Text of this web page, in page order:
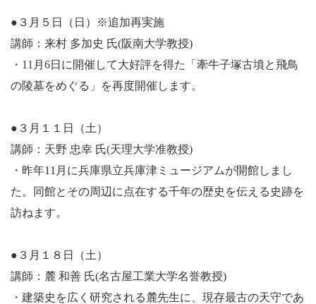
●３月５日（日）※追加再実施
講師：来村 多加史 氏(阪南大学教授)
・11月6日に開催して大好評を得た「牽牛子塚古墳と飛鳥
の陵墓をめぐる」を再度開催します。
●３月１１日（土 ）
講師：天野 忠幸 氏(天理大学准教授)
・昨年11月に兵庫県立兵庫津ミュージアムが開館しまし
た。同館とその周辺に点在する千年の歴史を伝える史跡を
訪ねます。
●３月１８日（土）
講師：麓 和善 氏(名古屋工業大学名誉教授)
・建築史を広く研究される麓先生に、現存最古の天守であ